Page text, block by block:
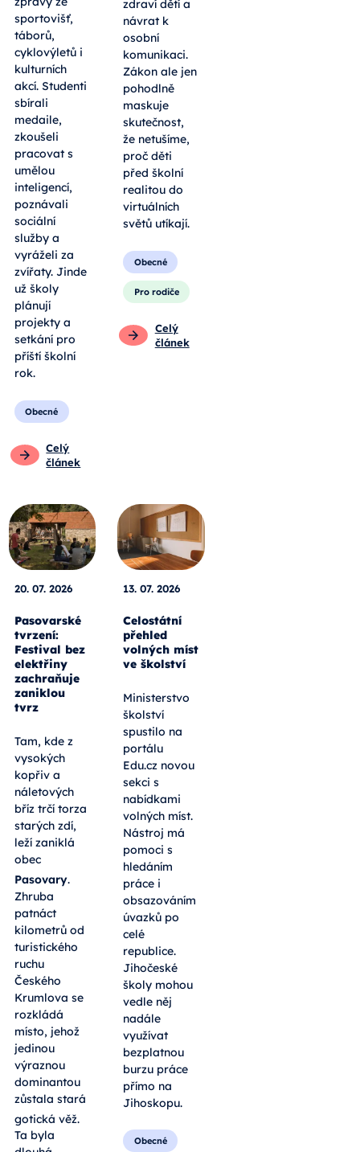
sportovišť,
táborů,
cyklovýletů i
kulturních
akcí. Studenti
sbírali
medaile,
zkoušeli
pracovat s
umělou
inteligencí,
poznávali
sociální
služby a
vyráželi za
zvířaty. Jinde
už školy
plánují
projekty a
setkání pro
příští školní
rok.
Obecné
Celý
článek
zdraví dětí a
návrat k
osobní
komunikaci.
Zákon ale jen
pohodlně
maskuje
skutečnost,
že netušíme,
proč děti
před školní
realitou do
virtuálních
světů utíkají.
Obecné
Pro rodiče
Celý
článek
20. 07. 2026
Pasovarské
tvrzení:
Festival bez
elektřiny
zachraňuje
zaniklou
tvrz
Tam, kde z
vysokých
kopřiv a
náletových
bříz trčí torza
starých zdí,
leží zaniklá
obec
Pasovary.
Zhruba
patnáct
kilometrů od
turistického
ruchu
Českého
Krumlova se
rozkládá
místo, jehož
jedinou
výraznou
dominantou
zůstala stará
gotická věž.
Ta byla
13. 07. 2026
Celostátní
přehled
volných míst
ve školství
Ministerstvo
školství
spustilo na
portálu
Edu.cz novou
sekci s
nabídkami
volných míst.
Nástroj má
pomoci s
hledáním
práce i
obsazováním
úvazků po
celé
republice.
Jihočeské
školy mohou
vedle něj
nadále
využívat
bezplatnou
burzu práce
přímo na
Jihoskopu.
Obecné